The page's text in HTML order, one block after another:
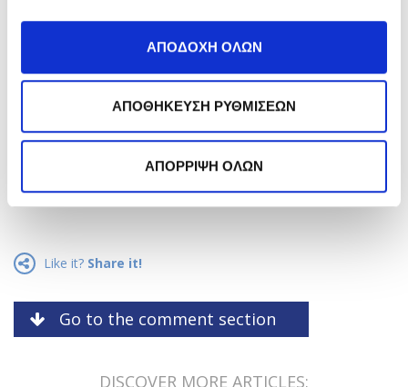
ΑΠΟΔΟΧΗ ΟΛΩΝ
ΑΠΟΘΗΚΕΥΣΗ ΡΥΘΜΙΣΕΩΝ
ΑΠΟΡΡΙΨΗ ΟΛΩΝ
Αποδέχομαι τηνΠολιτική Απορρήτου.*
Εγγραφή
Like it? Share it!
Go to the comment section
DISCOVER MORE ARTICLES: